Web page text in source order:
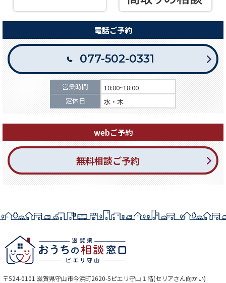
電話ご予約
077-502-0331
営業時間
10:00~18:00
定休日
水・木
webご予約
無料相談ご予約
〒524-0101 滋賀県守山市今浜町2620-5ピエリ守山１階(セリアさん向かい)